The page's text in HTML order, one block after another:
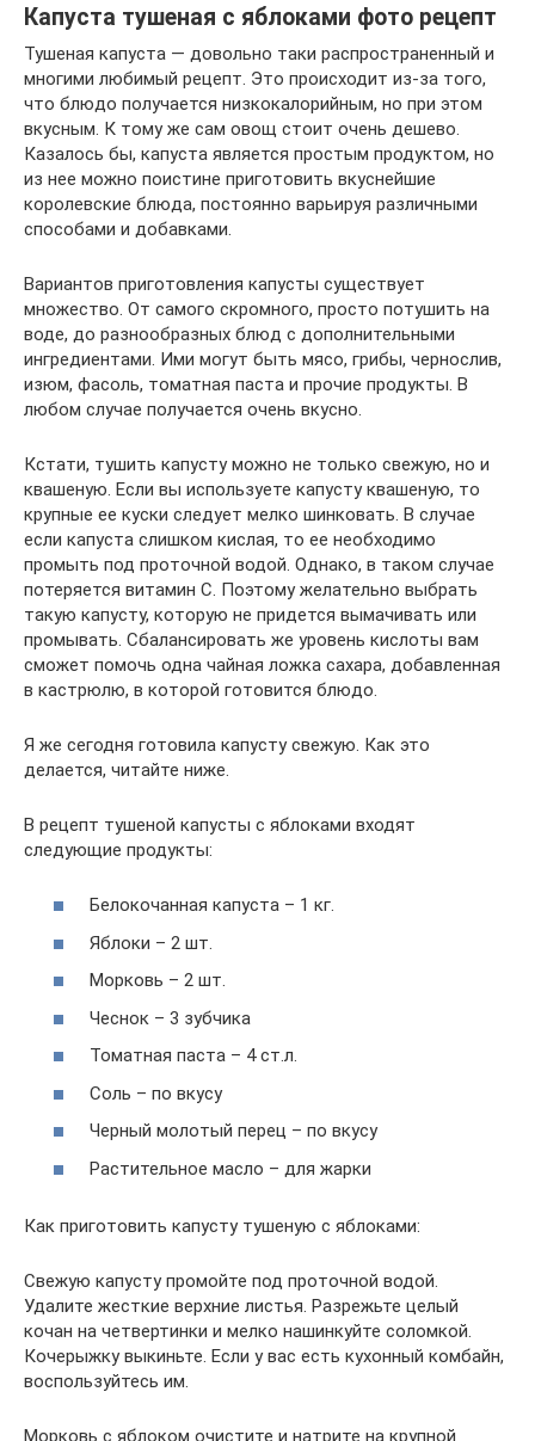
Капуста тушеная с яблоками фото рецепт
Тушеная капуста — довольно таки распространенный и
многими любимый рецепт. Это происходит из-за того,
что блюдо получается низкокалорийным, но при этом
вкусным. К тому же сам овощ стоит очень дешево.
Казалось бы, капуста является простым продуктом, но
из нее можно поистине приготовить вкуснейшие
королевские блюда, постоянно варьируя различными
способами и добавками.
Вариантов приготовления капусты существует
множество. От самого скромного, просто потушить на
воде, до разнообразных блюд с дополнительными
ингредиентами. Ими могут быть мясо, грибы, чернослив,
изюм, фасоль, томатная паста и прочие продукты. В
любом случае получается очень вкусно.
Кстати, тушить капусту можно не только свежую, но и
квашеную. Если вы используете капусту квашеную, то
крупные ее куски следует мелко шинковать. В случае
если капуста слишком кислая, то ее необходимо
промыть под проточной водой. Однако, в таком случае
потеряется витамин С. Поэтому желательно выбрать
такую капусту, которую не придется вымачивать или
промывать. Сбалансировать же уровень кислоты вам
сможет помочь одна чайная ложка сахара, добавленная
в кастрюлю, в которой готовится блюдо.
Я же сегодня готовила капусту свежую. Как это
делается, читайте ниже.
В рецепт тушеной капусты с яблоками входят
следующие продукты:
Белокочанная капуста – 1 кг.
Яблоки – 2 шт.
Морковь – 2 шт.
Чеснок – 3 зубчика
Томатная паста – 4 ст.л.
Соль – по вкусу
Черный молотый перец – по вкусу
Растительное масло – для жарки
Как приготовить капусту тушеную с яблоками:
Свежую капусту промойте под проточной водой.
Удалите жесткие верхние листья. Разрежьте целый
кочан на четвертинки и мелко нашинкуйте соломкой.
Кочерыжку выкиньте. Если у вас есть кухонный комбайн,
воспользуйтесь им.
Морковь с яблоком очистите и натрите на крупной